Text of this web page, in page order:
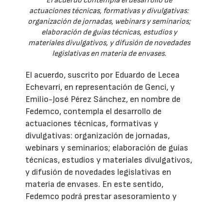
actuaciones técnicas, formativas y divulgativas:
organización de jornadas, webinars y seminarios;
elaboración de guías técnicas, estudios y
materiales divulgativos, y difusión de novedades
legislativas en materia de envases.
El acuerdo, suscrito por Eduardo de Lecea
Echevarri, en representación de Genci, y
Emilio-José Pérez Sánchez, en nombre de
Fedemco, contempla el desarrollo de
actuaciones técnicas, formativas y
divulgativas: organización de jornadas,
webinars y seminarios; elaboración de guías
técnicas, estudios y materiales divulgativos,
y difusión de novedades legislativas en
materia de envases. En este sentido,
Fedemco podrá prestar asesoramiento y